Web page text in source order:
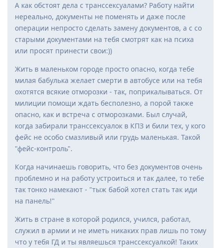
А как обстоят дела с транссексуалами? Работу найти
нереально, документы не поменять и даже после
операции непросто сделать замену документов, а с со
старыми документами на тебя смотрят как на психа
или просят принести свои:))
Жить в маленьком городе просто опасно, когда тебе
милая бабулька желает смерти в автобусе или на тебя
охотятся всякие отморозки - так, поприкалываться. От
милиции помощи ждать бесполезно, а порой также
опасно, как и встреча с отморозками. Был случай,
когда забирали транссексуалок в КПЗ и били тех, у кого
фейс не особо смазливый или грудь маленькая. Такой
"фейс-контроль".
Когда начинаешь говорить, что без документов очень
проблемно и на работу устроиться и так далее, то тебе
так тонко намекают - "тыж бабой хотел стать так иди
на панель!"
Жить в стране в которой родился, учился, работал,
служил в армии и не иметь никаких прав лишь по тому
что у тебя ГД и ты являешься транссексуалкой! Таких